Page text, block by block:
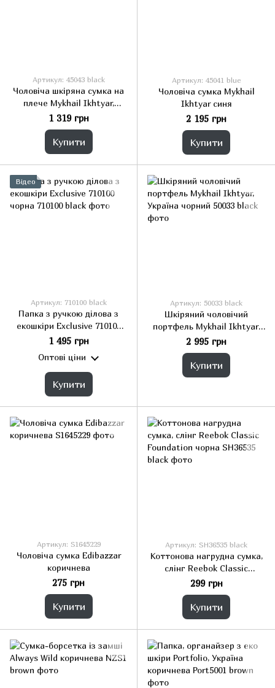
Артикул: 45043 black
Чоловіча шкіряна сумка на
плече Mykhail Ikhtyar,
Україна чорна
1 319 грн
Купити
Артикул: 45041 blue
Чоловіча сумка Mykhail
Ikhtyar синя
2 195 грн
Купити
Відео
Артикул: 710100 black
Папка з ручкою ділова з
екошкіри Exclusive 710100
чорна
1 495 грн
Оптові ціни
Купити
Артикул: 50033 black
Шкіряний чоловічий
портфель Mykhail Ikhtyar,
Україна чорний
2 995 грн
Купити
Артикул: S1645229
Чоловіча сумка Edibazzar
коричнева
275 грн
Купити
Артикул: SH36535 black
Коттонова нагрудна сумка,
слінг Reebok Classic
Foundation чорна
299 грн
Купити